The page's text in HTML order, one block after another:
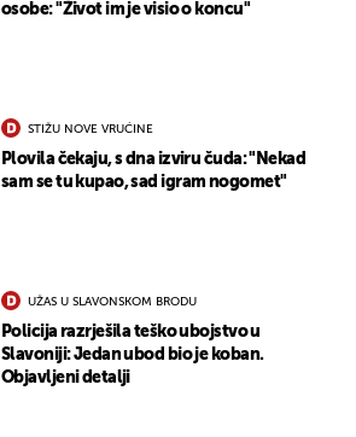
osobe: "Život im je visio o koncu"
STIŽU NOVE VRUĆINE
Plovila čekaju, s dna izviru čuda: "Nekad
sam se tu kupao, sad igram nogomet"
UŽAS U SLAVONSKOM BRODU
Policija razrješila teško ubojstvo u
Slavoniji: Jedan ubod bio je koban.
Objavljeni detalji